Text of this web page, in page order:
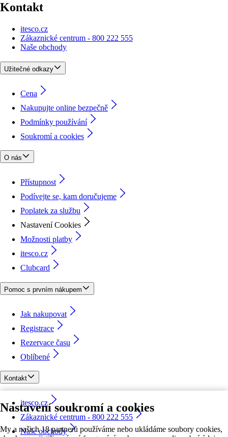
Nastavení soukromí a cookies
My a našich 18 partnerů používáme nebo ukládáme soubory cookies,
Kontakt
itesco.cz
Zákaznické centrum - 800 222 555
Naše obchody
Užitečné odkazy
Cena
Nakupujte online bezpečně
Podmínky používání
Soukromí a cookies
O nás
Přístupnost
Podívejte se, kam doručujeme
Poplatek za službu
Nastavení Cookies
Možnosti platby
itesco.cz
Clubcard
Pomoc s prvním nákupem
Jak nakupovat
Registrace
Rezervace času
Oblíbené
Kontakt
itesco.cz
Zákaznické centrum - 800 222 555
Naše obchody